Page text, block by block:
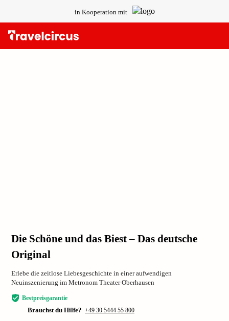
in Kooperation mit
Die Schöne und das Biest – Das deutsche
Original
Erlebe die zeitlose Liebesgeschichte in einer aufwendigen
Neuinszenierung im Metronom Theater Oberhausen
Bestpreisgarantie
Brauchst du Hilfe? +49 30 5444 55 800